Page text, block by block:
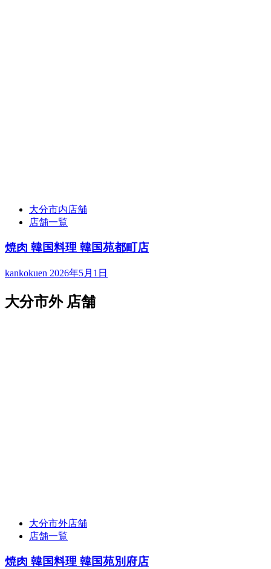
大分市内店舗
店舗一覧
焼肉 韓国料理 韓国苑都町店
kankokuen 2026年5月1日
大分市外 店舗
大分市外店舗
店舗一覧
焼肉 韓国料理 韓国苑別府店